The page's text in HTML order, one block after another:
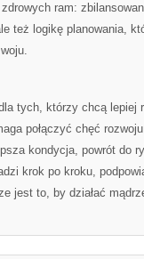
ram:
też logikę planowania,
tych, którzy chcą lepiej
połączyć chęć
kondycja, powrót do
krok po kroku,
jest to, by działać